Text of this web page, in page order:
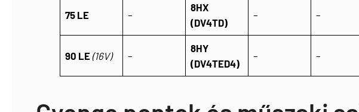
75 LE –
8HX
(DV4TD)
– –
90 LE(16V) –
8HY
(DV4TED4)
– –